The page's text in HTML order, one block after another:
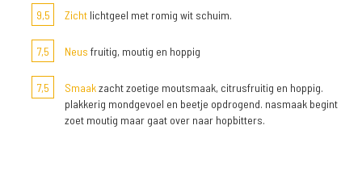
9,5
Zicht lichtgeel met romig wit schuim.
7,5 Neus fruitig, moutig en hoppig
7,5 Smaakzacht zoetige moutsmaak, citrusfruitig en hoppig.
plakkerig mondgevoel en beetje opdrogend. nasmaak begint
zoet moutig maar gaat over naar hopbitters.